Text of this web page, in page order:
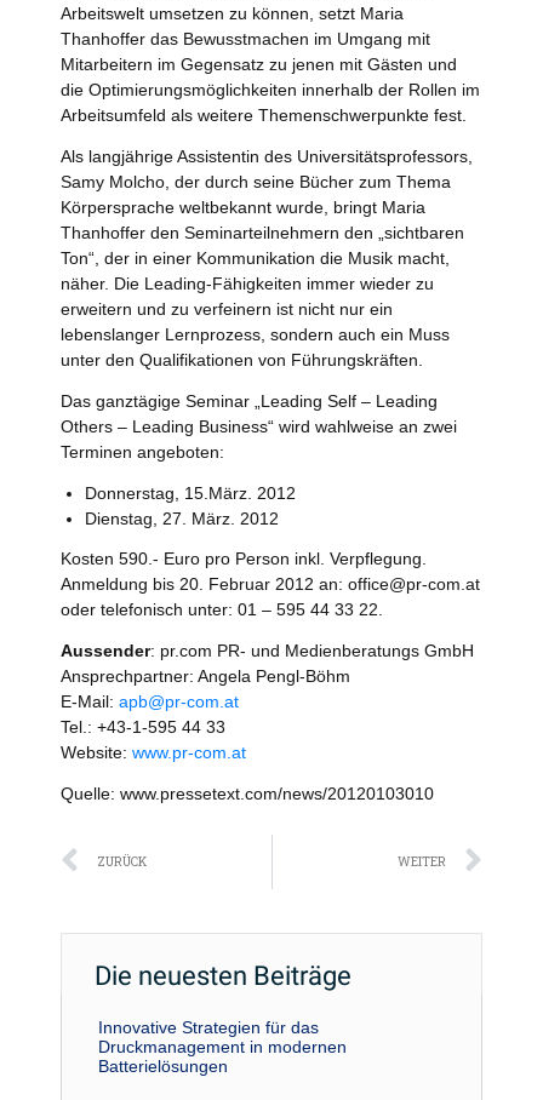
Arbeitswelt umsetzen zu können, setzt Maria
Thanhoffer das Bewusstmachen im Umgang mit
Mitarbeitern im Gegensatz zu jenen mit Gästen und
die Optimierungsmöglichkeiten innerhalb der Rollen im
Arbeitsumfeld als weitere Themenschwerpunkte fest.
Als langjährige Assistentin des Universitätsprofessors,
Samy Molcho, der durch seine Bücher zum Thema
Körpersprache weltbekannt wurde, bringt Maria
Thanhoffer den Seminarteilnehmern den „sichtbaren
Ton“, der in einer Kommunikation die Musik macht,
näher. Die Leading-Fähigkeiten immer wieder zu
erweitern und zu verfeinern ist nicht nur ein
lebenslanger Lernprozess, sondern auch ein Muss
unter den Qualifikationen von Führungskräften.
Das ganztägige Seminar „Leading Self – Leading
Others – Leading Business“ wird wahlweise an zwei
Terminen angeboten:
Donnerstag, 15.März. 2012
Dienstag, 27. März. 2012
Kosten 590.- Euro pro Person inkl. Verpflegung.
Anmeldung bis 20. Februar 2012 an: office@pr-com.at
oder telefonisch unter: 01 – 595 44 33 22.
Aussender: pr.com PR- und Medienberatungs GmbH
Ansprechpartner: Angela Pengl-Böhm
E-Mail: apb@pr-com.at
Tel.: +43-1-595 44 33
Website: www.pr-com.at
Quelle: www.pressetext.com/news/20120103010
Zurück
ZURÜCK WEITER
Die neuesten Beiträge
Innovative Strategien für das
Druckmanagement in modernen
Batterielösungen